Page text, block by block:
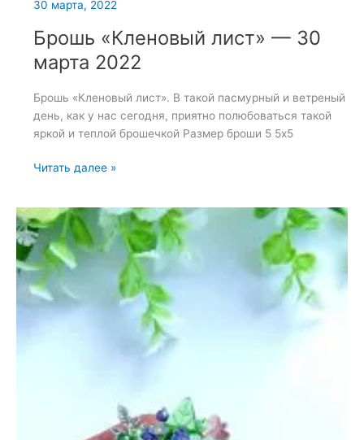
30 марта, 2022
Брошь «Кленовый лист» — 30
марта 2022
Брошь «Кленовый лист». В такой пасмурный и ветреный
день, как у нас сегодня, приятно полюбоваться такой
яркой и теплой брошечкой Размер броши 5 5х5
Брошь
—
30
марта
2022
Читать далее »